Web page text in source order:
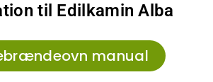
til Edilkamin Alba
manual